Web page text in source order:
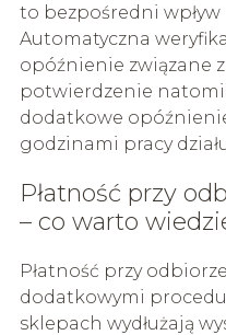
to bezpośredni wpływ
Automatyczna
opóźnienie związane
potwierdzenie
dodatkowe
godzinami pracy
Płatność przy
– co warto
Płatność przy
dodatkowymi
sklepach wydłużają